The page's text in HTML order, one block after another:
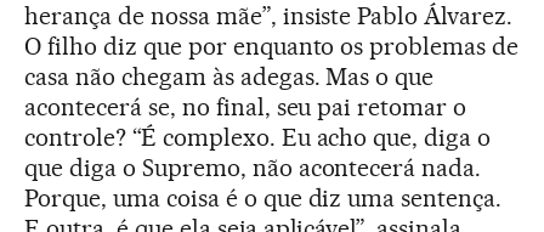
herança de nossa mãe”, insiste Pablo Álvarez.
O filho diz que por enquanto os problemas de
casa não chegam às adegas. Mas o que
acontecerá se, no final, seu pai retomar o
controle? “É complexo. Eu acho que, diga o
que diga o Supremo, não acontecerá nada.
Porque, uma coisa é o que diz uma sentença.